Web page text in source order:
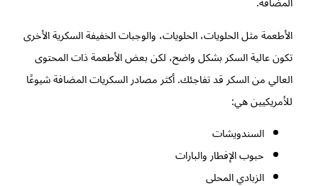
الأطعمة مثل الحلويات، الحلويات، والوجبات الخفيفة السكرية الأخرى
تكون عالية السكر بشكل واضح، لكن بعض الأطعمة ذات المحتوى
العالي من السكر قد تفاجئك. أكثر مصادر السكريات المضافة شيوعًا
للأمريكيين هي:
السندويشات
حبوب الإفطار والبارات
الزبادي المحلى